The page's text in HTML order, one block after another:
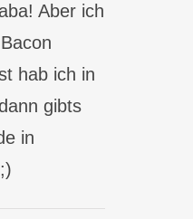
Aber ich
hab ich in
gibts
in